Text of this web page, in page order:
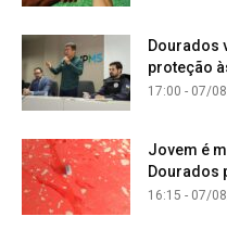
Dourados
proteção
17:00 - 07/
Jovem é
Dourados
16:15 - 07/